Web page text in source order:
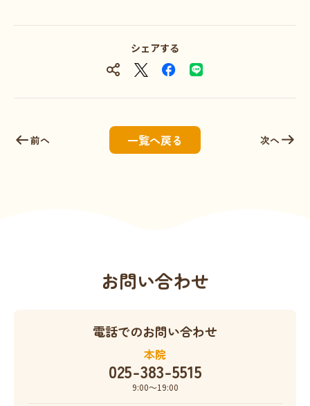
シェアする
前へ 一覧へ戻る 次へ
お問い合わせ
電話でのお問い合わせ
本院
025-383-5515
9:00〜19:00